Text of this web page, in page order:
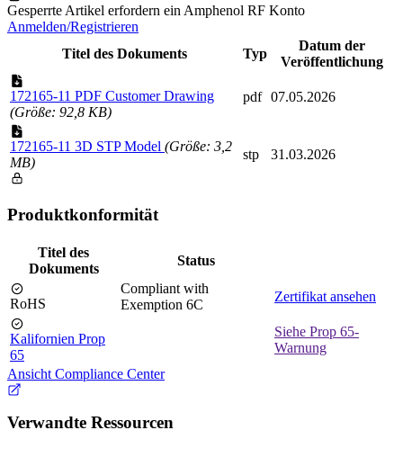
Gesperrte Artikel erfordern ein Amphenol RF Konto
Anmelden/Registrieren
Titel des Dokuments
Typ
Datum der
Veröffentlichung
172165-11 PDF Customer Drawing
(Größe: 92,8 KB)
pdf 07.05.2026
172165-11 3D STP Model (Größe: 3,2
MB)
stp 31.03.2026
Produktkonformität
Titel des
Dokuments
Status
RoHS
Compliant with
Exemption 6C
Zertifikat ansehen
Kalifornien Prop
65
Siehe Prop 65-
Warnung
Ansicht Compliance Center
Verwandte Ressourcen